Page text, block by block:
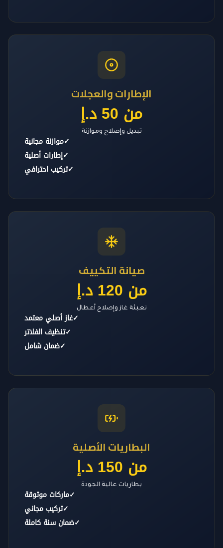
الإطارات والعجلات
من 50 د.إ
تبديل وإصلاح وموازنة
✓موازنة مجانية
✓إطارات أصلية
✓تركيب احترافي
صيانة التكييف
من 120 د.إ
تعبئة غاز وإصلاح أعطال
✓غاز أصلي معتمد
✓تنظيف الفلاتر
✓ضمان شامل
البطاريات الأصلية
من 150 د.إ
بطاريات عالية الجودة
✓ماركات موثوقة
✓تركيب مجاني
✓ضمان سنة كاملة